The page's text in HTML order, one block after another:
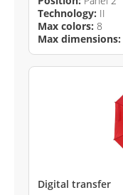
Technology: II
Max colors: 8
Max dimensions:
Digital transfer